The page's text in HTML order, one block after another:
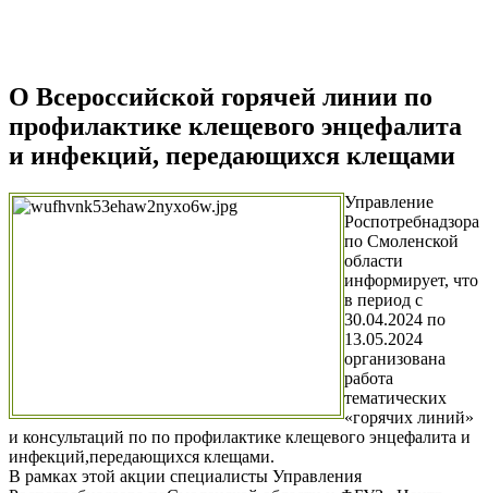
О Всероссийской горячей линии по
профилактике клещевого энцефалита
и инфекций, передающихся клещами
Управление
Роспотребнадзора
по Смоленской
области
информирует, что
в период с
30.04.2024 по
13.05.2024
организована
работа
тематических
«горячих линий»
и консультаций по по профилактике клещевого энцефалита и
инфекций,передающихся клещами.
В рамках этой акции специалисты Управления